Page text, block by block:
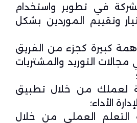
في تطوير واستخدام
وتقييم الموردين بشكل
كبيرة كجزء من الفريق
مجالات التوريد والمشتريات
لعملك من خلال تطبيق
الأداء؛
التعلم العملي من خلال